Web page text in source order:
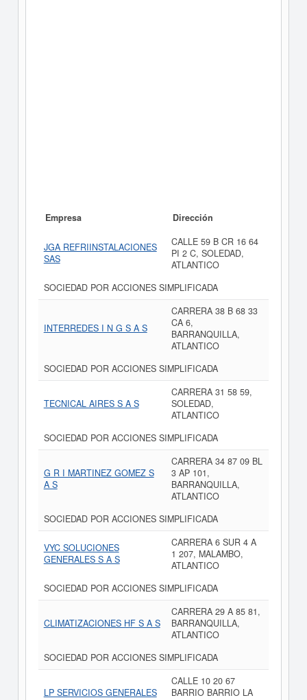
Empresa Dirección
JGA REFRIINSTALACIONES
SAS
CALLE 59 B CR 16 64
PI 2 C, SOLEDAD,
ATLANTICO
SOCIEDAD POR ACCIONES SIMPLIFICADA
INTERREDES I N G S A S
CARRERA 38 B 68 33
CA 6,
BARRANQUILLA,
ATLANTICO
SOCIEDAD POR ACCIONES SIMPLIFICADA
TECNICAL AIRES S A S
CARRERA 31 58 59,
SOLEDAD,
ATLANTICO
SOCIEDAD POR ACCIONES SIMPLIFICADA
G R I MARTINEZ GOMEZ S
A S
CARRERA 34 87 09 BL
3 AP 101,
BARRANQUILLA,
ATLANTICO
SOCIEDAD POR ACCIONES SIMPLIFICADA
VYC SOLUCIONES
GENERALES S A S
CARRERA 6 SUR 4 A
1 207, MALAMBO,
ATLANTICO
SOCIEDAD POR ACCIONES SIMPLIFICADA
CLIMATIZACIONES HF S A S
CARRERA 29 A 85 81,
BARRANQUILLA,
ATLANTICO
SOCIEDAD POR ACCIONES SIMPLIFICADA
LP SERVICIOS GENERALES
CALLE 10 20 67
BARRIO BARRIO LA